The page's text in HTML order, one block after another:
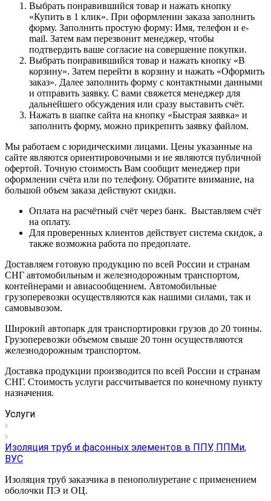
Выбрать понравившийся товар и нажать кнопку
«Купить в 1 клик». При оформлении заказа заполнить
форму. Заполнить простую форму: Имя, телефон и e-
mail. Затем вам перезвонит менеджер, чтобы
подтвердить ваше согласие на совершение покупки.
Выбрать понравившийся товар и нажать кнопку «В
корзину». Затем перейти в корзину и нажать «Оформить
заказ». Далее заполнить форму с контактными данными
и отправить заявку. С вами свяжется менеджер для
дальнейшего обсуждения или сразу выставить счёт.
Нажать в шапке сайта на кнопку «Быстрая заявка» и
заполнить форму, можно прикрепить заявку файлом.
Мы работаем с юридическими лицами. Цены указанные на
сайте являются ориентировочными и не являются публичной
офертой. Точную стоимость Вам сообщит менеджер при
оформлении счёта или по телефону. Обратите внимание, на
большой объем заказа действуют скидки.
Оплата на расчётный счёт через банк. Выставляем счёт
на оплату.
Для проверенных клиентов действует система скидок, а
также возможна работа по предоплате.
Доставляем готовую продукцию по всей России и странам
СНГ автомобильным и железнодорожным транспортом,
контейнерами и авиасообщением. Автомобильные
грузоперевозки осуществляются как нашими силами, так и
самовывозом.
Широкий автопарк для транспортировки грузов до 20 тонны.
Грузоперевозки объемом свыше 20 тонн осуществляются
железнодорожным транспортом.
Доставка продукции производится по всей России и странам
СНГ. Стоимость услуги рассчитывается по конечному пункту
назначения.
Услуги
Изоляция труб и фасонных элементов в ППУ, ППМи,
ВУС
Изоляция труб заказчика в пенополиуретане с применением
оболочки ПЭ и ОЦ.